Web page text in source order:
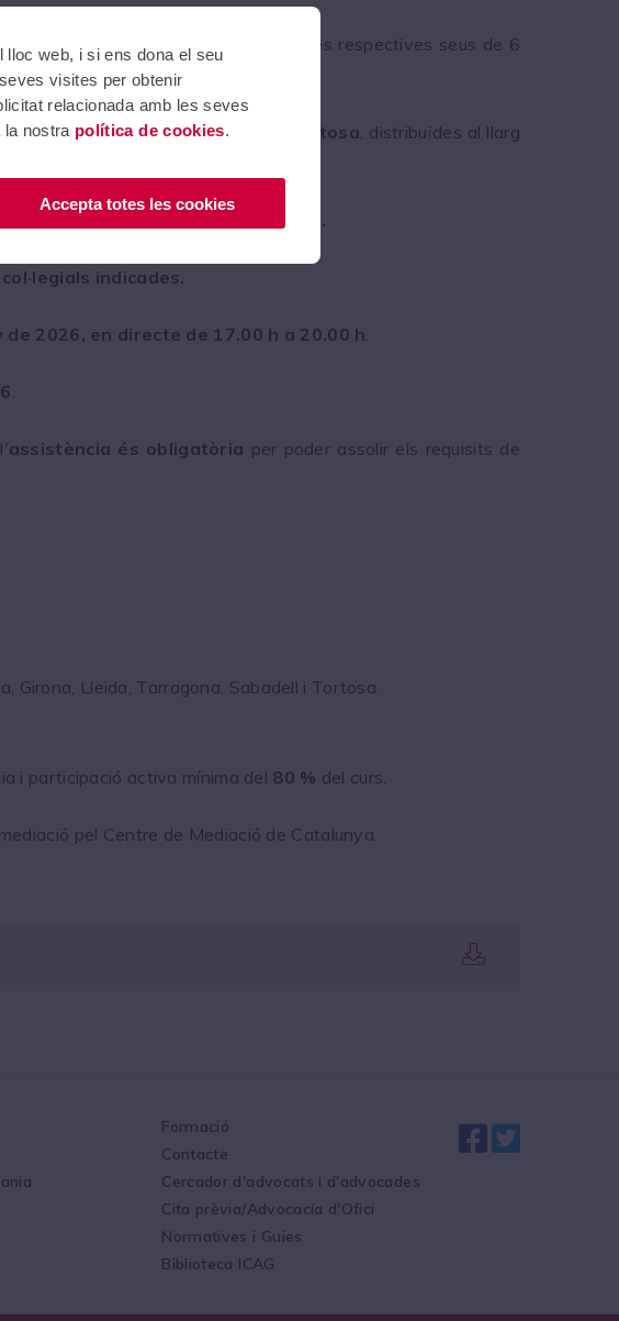
cada sessió, que es realitzaran en les respectives seus de 6
Lleida, Girona, Sabadell i Tortosa, distribuïdes al llarg
la seva participació.
després de confirmar la inscripció).
indicades.
de 2026, en directe de 17.00 h a 20.00 h.
.
assistència és obligatòria per poder assolir els requisits de
Girona, Lleida, Tarragona, Sabadell i Tortosa.
i participació activa mínima del 80 % del curs.
pel Centre de Mediació de Catalunya.
Formació
Contacte
Cercador d'advocats i d'advocades
Cita prèvia/Advocacía d'Ofici
Normatives i Guies
Biblioteca ICAG
web, i si ens dona el seu
visites per obtenir
relacionada amb les seves
nostra política de cookies.
Accepta totes les cookies